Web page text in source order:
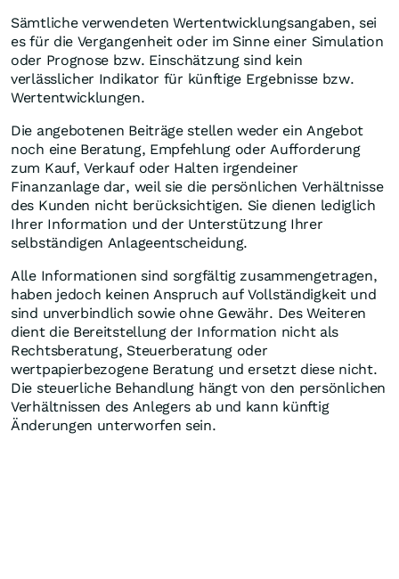
Sämtliche verwendeten Wertentwicklungsangaben, sei
es für die Vergangenheit oder im Sinne einer Simulation
oder Prognose bzw. Einschätzung sind kein
verlässlicher Indikator für künftige Ergebnisse bzw.
Wertentwicklungen.
Die angebotenen Beiträge stellen weder ein Angebot
noch eine Beratung, Empfehlung oder Aufforderung
zum Kauf, Verkauf oder Halten irgendeiner
Finanzanlage dar, weil sie die persönlichen Verhältnisse
des Kunden nicht berücksichtigen. Sie dienen lediglich
Ihrer Information und der Unterstützung Ihrer
selbständigen Anlageentscheidung.
Alle Informationen sind sorgfältig zusammengetragen,
haben jedoch keinen Anspruch auf Vollständigkeit und
sind unverbindlich sowie ohne Gewähr. Des Weiteren
dient die Bereitstellung der Information nicht als
Rechtsberatung, Steuerberatung oder
wertpapierbezogene Beratung und ersetzt diese nicht.
Die steuerliche Behandlung hängt von den persönlichen
Verhältnissen des Anlegers ab und kann künftig
Änderungen unterworfen sein.